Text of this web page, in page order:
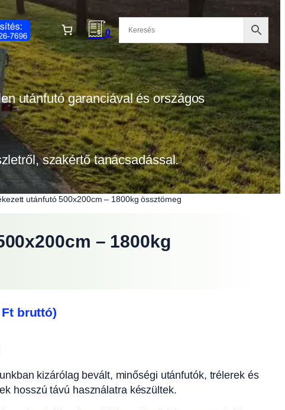
0
utánfutó garanciával és országos
szakértő tanácsadással.
utánfutó 500x200cm – 1800kg össztömeg
– 1800kg
Ftbruttó)
kizárólag bevált, minőségi utánfutók, trélerek és
hosszú távú használatra készültek.